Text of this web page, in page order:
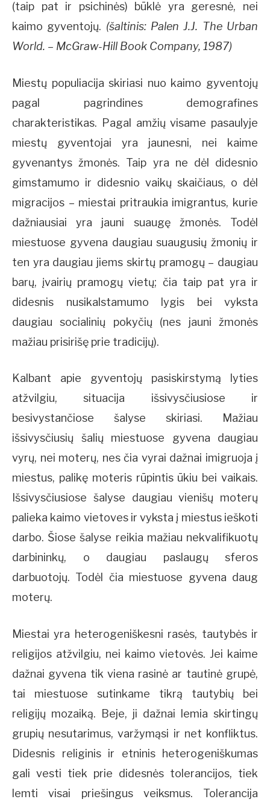
(taip pat ir psichinės) būklė yra geresnė, nei
kaimo gyventojų. (šaltinis: Palen J.J. The Urban
World. – McGraw-Hill Book Company, 1987)
Miestų populiacija skiriasi nuo kaimo gyventojų
pagal pagrindines demografines
charakteristikas. Pagal amžių visame pasaulyje
miestų gyventojai yra jaunesni, nei kaime
gyvenantys žmonės. Taip yra ne dėl didesnio
gimstamumo ir didesnio vaikų skaičiaus, o dėl
migracijos – miestai pritraukia imigrantus, kurie
dažniausiai yra jauni suaugę žmonės. Todėl
miestuose gyvena daugiau suaugusių žmonių ir
ten yra daugiau jiems skirtų pramogų – daugiau
barų, įvairių pramogų vietų; čia taip pat yra ir
didesnis nusikalstamumo lygis bei vyksta
daugiau socialinių pokyčių (nes jauni žmonės
mažiau prisirišę prie tradicijų).
Kalbant apie gyventojų pasiskirstymą lyties
atžvilgiu, situacija išsivysčiusiose ir
besivystančiose šalyse skiriasi. Mažiau
išsivysčiusių šalių miestuose gyvena daugiau
vyrų, nei moterų, nes čia vyrai dažnai imigruoja į
miestus, palikę moteris rūpintis ūkiu bei vaikais.
Išsivysčiusiose šalyse daugiau vienišų moterų
palieka kaimo vietoves ir vyksta į miestus ieškoti
darbo. Šiose šalyse reikia mažiau nekvalifikuotų
darbininkų, o daugiau paslaugų sferos
darbuotojų. Todėl čia miestuose gyvena daug
moterų.
Miestai yra heterogeniškesni rasės, tautybės ir
religijos atžvilgiu, nei kaimo vietovės. Jei kaime
dažnai gyvena tik viena rasinė ar tautinė grupė,
tai miestuose sutinkame tikrą tautybių bei
religijų mozaiką. Beje, ji dažnai lemia skirtingų
grupių nesutarimus, varžymąsi ir net konfliktus.
Didesnis religinis ir etninis heterogeniškumas
gali vesti tiek prie didesnės tolerancijos, tiek
lemti visai priešingus veiksmus. Tolerancija